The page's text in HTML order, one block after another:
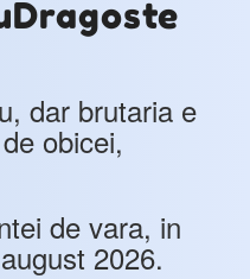
dar brutaria e
obicei,
de vara, in
2026.